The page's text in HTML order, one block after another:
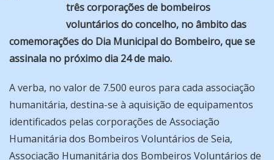
três corporações de bombeiros
voluntários do concelho, no âmbito das
comemorações do Dia Municipal do Bombeiro, que se
assinala no próximo dia 24 de maio.
A verba, no valor de 7.500 euros para cada associação
humanitária, destina-se à aquisição de equipamentos
identificados pelas corporações de Associação
Humanitária dos Bombeiros Voluntários de Seia,
Associação Humanitária dos Bombeiros Voluntários de